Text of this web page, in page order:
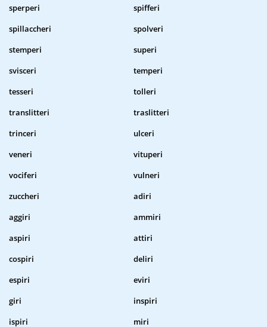
sperperi
spifferi
spillaccheri
spolveri
stemperi
superi
svisceri
temperi
tesseri
tolleri
translitteri
traslitteri
trinceri
ulceri
veneri
vituperi
vociferi
vulneri
zuccheri
adiri
aggiri
ammiri
aspiri
attiri
cospiri
deliri
espiri
eviri
giri
inspiri
ispiri
miri